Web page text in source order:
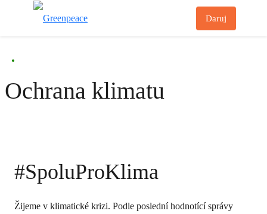
Daruj
•
Ochrana klimatu
#SpoluProKlima
Žijeme v klimatické krizi. Podle poslední hodnotící správy